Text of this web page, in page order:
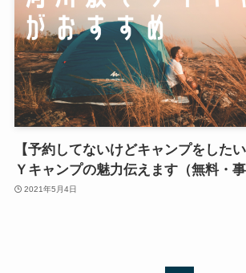
【予約してないけどキャンプをした
Ｙキャンプの魅力伝えます（無料・事
2021年5月4日